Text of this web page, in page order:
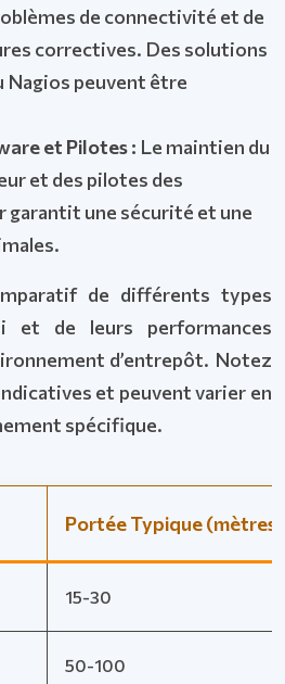
de connectivité et de
correctives. Des solutions
Nagios peuvent être
et Pilotes : Le maintien du
et des pilotes des
garantit une sécurité et une
de différents types
et de leurs performances
d’entrepôt. Notez
et peuvent varier en
spécifique.
Portée Typique (mètres)
15-30
50-100